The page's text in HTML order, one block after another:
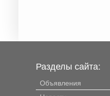
Разделы сайта:
Объявления